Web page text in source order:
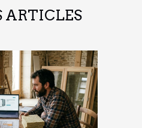
ARTICLES